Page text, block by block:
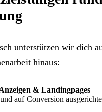
unterstützen wir dich
hinaus:
& Landingpages
auf Conversion